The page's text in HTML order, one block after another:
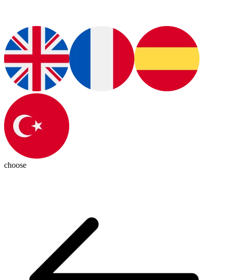
choose